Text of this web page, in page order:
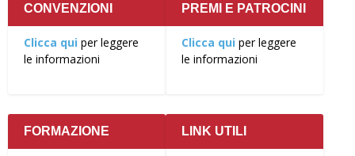
CONVENZIONI
Clicca qui per leggere
le informazioni
PREMI E PATROCINI
Clicca qui per leggere
le informazioni
FORMAZIONE LINK UTILI